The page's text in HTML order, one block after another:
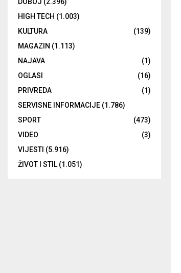
DOBOJ (2.396)
HIGH TECH (1.003)
KULTURA
(139)
MAGAZIN (1.113)
NAJAVA
(1)
OGLASI
(16)
PRIVREDA
(1)
SERVISNE INFORMACIJE (1.786)
SPORT
(473)
VIDEO
(3)
VIJESTI (5.916)
ŽIVOT I STIL(1.051)